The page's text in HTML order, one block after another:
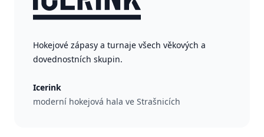
Hokejové zápasy a turnaje všech věkových a
dovednostních skupin.
Icerink
moderní hokejová hala ve Strašnicích